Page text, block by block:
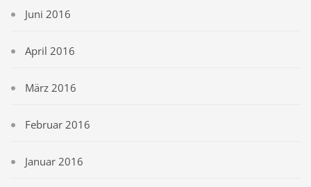
Juni 2016
April 2016
März 2016
Februar 2016
Januar 2016